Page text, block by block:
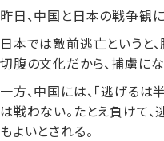
昨日、中国と日本の戦争観
日本では敵前逃亡というと
切腹の文化だから、捕虜に
一方、中国には、「逃げる
は戦わない。たとえ負けて
もよいとされる。